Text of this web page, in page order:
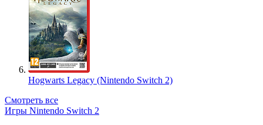
Hogwarts Legacy (Nintendo Switch 2)
Смотреть все
Игры Nintendo Switch 2